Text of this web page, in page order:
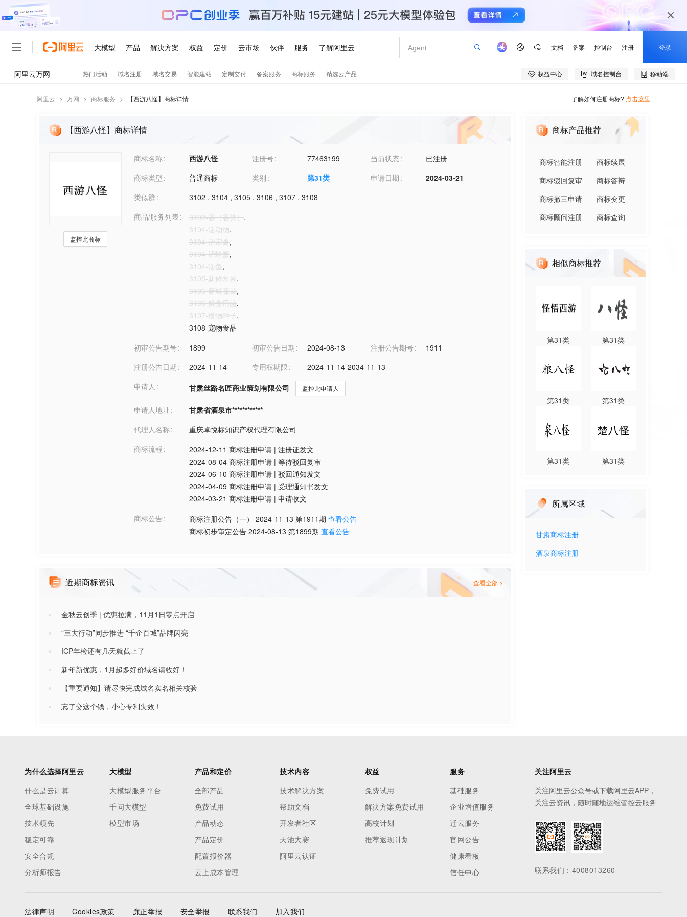
阿里云 > 万网 > 商标服务 > 【西游八怪】商标详情 了解如何注册商标? 点击这里
【西游八怪】商标详情
监控此商标
商标名称 西游八怪 注册号 77463199 当前状态
已注册
商标类型
普通商标 类别 第31类 申请日期
2024-03-21
类似群
3102 , 3104 , 3105 , 3106 , 3107 , 3108
商品/服务列表
3102-谷（谷类）,
3104-活动物,
3104-活家禽,
3104-活螃蟹,
3104-活鱼,
3105-新鲜水果,
3106-新鲜蔬菜,
3106-鲜食用菌,
3107-植物种子,
3108-宠物食品
初审公告期号
1899 初审公告日期 2024-08-13 注册公告期号
1911
注册公告日期
2024-11-14 专用权期限
2024-11-14-2034-11-13
申请人
甘肃丝路名匠商业策划有限公司 监控此申请人
申请人地址
甘肃省酒泉市************
代理人名称
重庆卓悦标知识产权代理有限公司
商标流程
2024-12-11 商标注册申请 | 注册证发文
2024-08-04 商标注册申请 | 等待驳回复审
2024-06-10 商标注册申请 | 驳回通知发文
2024-04-09 商标注册申请 | 受理通知书发文
2024-03-21 商标注册申请 | 申请收文
商标公告
商标注册公告（一） 2024-11-13 第1911期 查看公告
商标初步审定公告 2024-08-13 第1899期 查看公告
近期商标资讯 查看全部 >
金秋云创季 | 优惠拉满，11月1日零点开启
“三大行动”同步推进 “千企百城”品牌闪亮
ICP年检还有几天就截止了
新年新优惠，1月超多好价域名请收好！
【重要通知】请尽快完成域名实名相关核验
忘了交这个钱，小心专利失效！
商标产品推荐
商标智能注册
商标续展
商标驳回复审
商标答辩
商标撤三申请
商标变更
商标顾问注册
商标查询
相似商标推荐
第31类 第31类
第31类 第31类
第31类 第31类
所属区域
甘肃商标注册
酒泉商标注册